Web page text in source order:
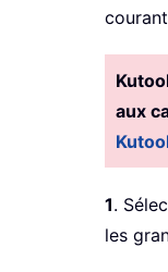
aux
1.
les